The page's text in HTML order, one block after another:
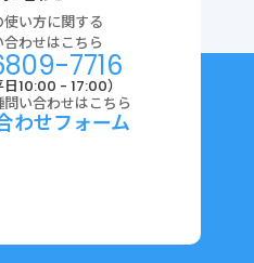
い方に関する
合わせはこちら
7716
日10:00 - 17:00）
い合わせはこちら
わせフォーム